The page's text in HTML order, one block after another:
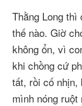
Thằng Long
thế nào. Giờ
không ổn, vì
khi chồng cứ
tất, rồi cố nhịn,
mình nóng